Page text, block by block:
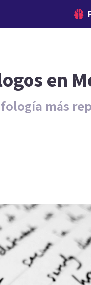
en
más